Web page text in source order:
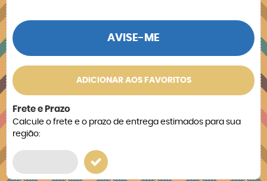
AVISE-ME
ADICIONAR AOS FAVORITOS
Frete e Prazo
Calcule o frete e o prazo de entrega estimados para sua
região: